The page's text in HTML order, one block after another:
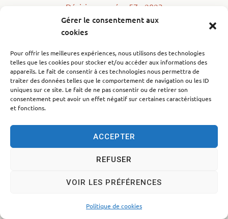
Gérer le consentement aux
cookies
Pour offrir les meilleures expériences, nous utilisons des technologies
telles que les cookies pour stocker et/ou accéder aux informations des
appareils. Le fait de consentir à ces technologies nous permettra de
traiter des données telles que le comportement de navigation ou les ID
uniques sur ce site. Le fait de ne pas consentir ou de retirer son
consentement peut avoir un effet négatif sur certaines caractéristiques
et fonctions.
ACCEPTER
REFUSER
VOIR LES PRÉFÉRENCES
Politique de cookies
Décision numéro 57 - 2023
Décision numéro 58 - 2023
Décision numéro 59 - 2023
Accessibilité Politique des cookies Mentions légales
Plan du siteTraitement des données personnelles